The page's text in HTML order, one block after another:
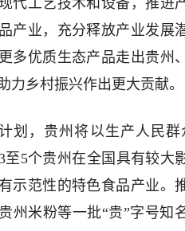
代工艺技术和设备，推进
产业，充分释放产业发展
多优质生态产品走出贵州
力乡村振兴作出更大贡献。
划，贵州将以生产人民
至5个贵州在全国具有较大
示范性的特色食品产业。
州米粉等一批“贵”字号知